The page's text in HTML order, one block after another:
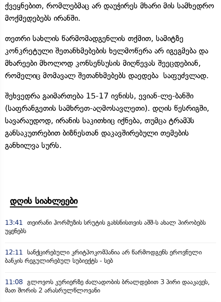
ქვეყნებით, რომლებმაც არ დაუჭირეს მხარი მის სამხედრო
მოქმედებებს ირანში.
თეთრი სახლის წარმომადგენლის თქმით, სამიტზე
კონკრეტული შეთანხმებების ხელმოწერა არ იგეგმება და
მხარეები მხოლოდ კონსენსუსის მიღწევას შეეცდებიან,
რომელიც მომავალ შეთანხმებებს დაედება საფუძვლად.
შეხვედრა გაიმართება 15-17 ივნისს, ევიან-ლე-ბანში
(საფრანგეთის სამხრეთ-აღმოსავლეთი). დღის წესრიგში,
სავარაუდოდ, ირანის საკითხიც იქნება, თუმცა ტრამპს
განსაკუთრებით ბიზნესთან დაკავშირებული თემების
განხილვა სურს.
დღის სიახლეები
13:41
თეირანი ჰორმუზის სრუტის გახსნისთვის აშშ-ს ახალ პირობებს
უყენებს
12:11
სანქცირებული კრიტპოკომპანია არ წარმოდგენს ეროვნული
ბანკის რეგულირებულ სუბიექტს - სებ
11:08 გლოვოს კურიერზე ძალადობის ბრალდებით 3 პირი დააკავეს,
მათ შორის 2 არასრულწლოვანი